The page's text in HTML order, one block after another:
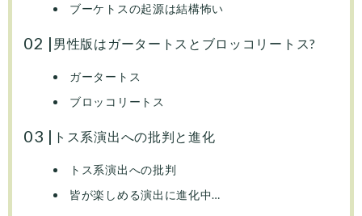
ブーケトスの起源は結構怖い
男性版はガータートスとブロッコリートス?
ガータートス
ブロッコリートス
トス系演出への批判と進化
トス系演出への批判
皆が楽しめる演出に進化中…